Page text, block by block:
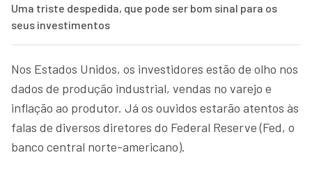
Uma triste despedida, que pode ser bom sinal para os
seus investimentos
Nos Estados Unidos, os investidores estão de olho nos
dados de produção industrial, vendas no varejo e
inflação ao produtor. Já os ouvidos estarão atentos às
falas de diversos diretores do Federal Reserve (Fed, o
banco central norte-americano).